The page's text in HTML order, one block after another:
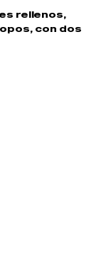
rellenos,
con dos